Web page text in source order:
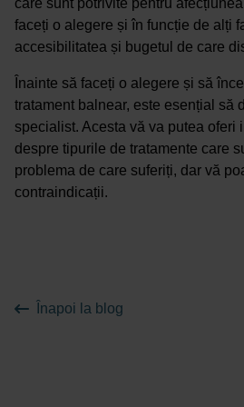
care sunt potrivite pentru
faceți o alegere și în funcție de alți
accesibilitatea și bugetul de care
Înainte să faceți o alegere și să
tratament balnear, este esențial să
specialist. Acesta vă va putea oferi
despre tipurile de tratamente care
problema de care suferiți, dar vă
contraindicații.
Înapoi la blog